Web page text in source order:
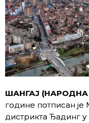
ШАНГАЈ (НАРОДНА
године потписан
дистрикта Ђадинг